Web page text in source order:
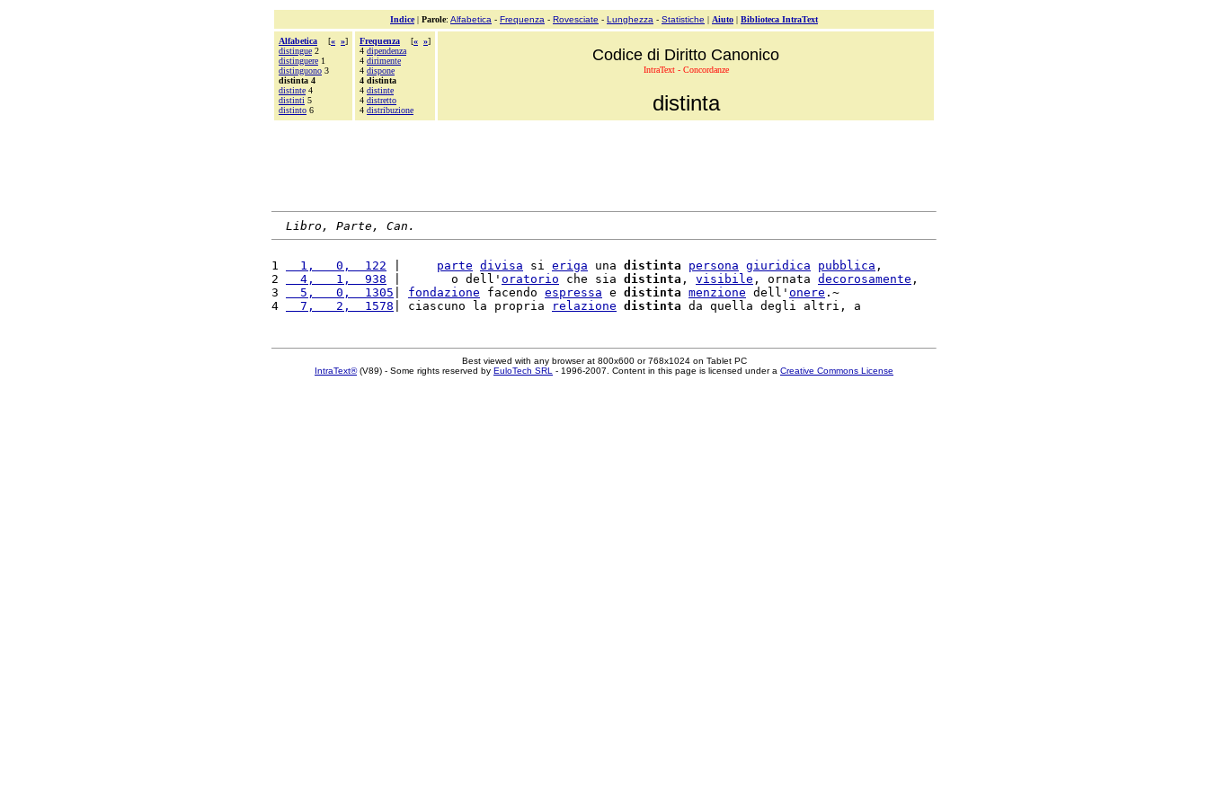
Indice| Parole: Alfabetica - Frequenza - Rovesciate - Lunghezza - Statistiche | Aiuto | Biblioteca IntraText
Alfabetica [« »]
distingue 2
distinguere 1
distinguono 3
distinta 4
distinte 4
distinti 5
distinto 6
Frequenza [« »]
4 dipendenza
4 dirimente
4 dispone
4 distinta
4 distinte
4 distretto
4 distribuzione
Codice di Diritto Canonico
IntraText - Concordanze
distinta
Libro, Parte, Can.
1
  1,   0,  122
parte divisa si eriga una distinta persona giuridica pubblica ,
2
  4,   1,  938
|       o dell' oratorio che sia distinta , visibile , ornata decorosamente ,
3
  5,   0,  1305
fondazione facendo espressa e distinta menzione dell' onere .~
4
  7,   2,  1578
| ciascuno la propria relazione distinta
Best viewed with any browser at 800x600 or 768x1024 on Tablet PC
IntraText®(V89) - Some rights reserved by EuloTech SRL - 1996-2007. Content in this page is licensed under a Creative Commons License